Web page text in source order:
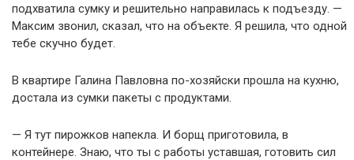
подхватила сумку и решительно направилась к подъезду. —
Максим звонил, сказал, что на объекте. Я решила, что одной
тебе скучно будет.
В квартире Галина Павловна по-хозяйски прошла на кухню,
достала из сумки пакеты с продуктами.
— Я тут пирожков напекла. И борщ приготовила, в
контейнере. Знаю, что ты с работы уставшая, готовить сил